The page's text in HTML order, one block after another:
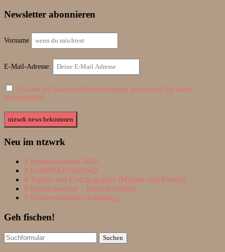
Newsletter abonnieren
Vorname
E-Mail-Adresse:
Ich habe die Datenschutzbestimmungen gelesen und bin damit
einverstanden.
Neu im ntzwrk
Brunnenabende 2026
LOBPREISABEND
Tanzen und Gott begegnen (Männer und Frauen)
Kreativseminar – Einfach töpfern
Netzwerktreffen (Schulung)
Geh fischen!
Suchen
nach: